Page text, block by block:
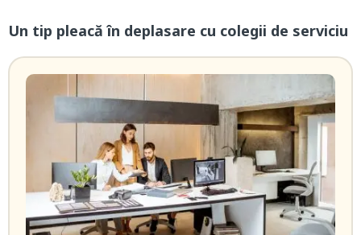
Un tip pleacă în deplasare cu colegii de serviciu